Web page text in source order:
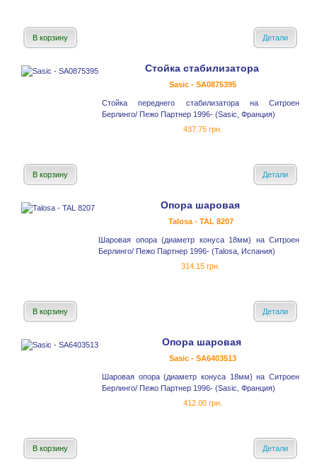
В корзину Детали
Стойка стабилизатора
Sasic - SA0875395
Стойка переднего стабилизатора на Ситроен
Берлинго/ Пежо Партнер 1996- (Sasic, Франция)
437.75 грн.
В корзину Детали
Опора шаровая
Talosa - TAL 8207
Шаровая опора (диаметр конуса 18мм) на Ситроен
Берлинго/ Пежо Партнер 1996- (Talosa, Испания)
314.15 грн.
В корзину Детали
Опора шаровая
Sasic - SA6403513
Шаровая опора (диаметр конуса 18мм) на Ситроен
Берлинго/ Пежо Партнер 1996- (Sasic, Франция)
412.00 грн.
В корзину Детали